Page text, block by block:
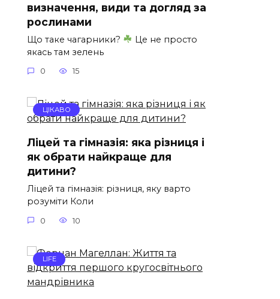
визначення, види та догляд за
рослинами
Що таке чагарники?
Це не просто
якась там зелень
0 15
ЦІКАВО
Ліцей та гімназія: яка різниця і
як обрати найкраще для
дитини?
Ліцей та гімназія: різниця, яку варто
розуміти Коли
0 10
LIFE